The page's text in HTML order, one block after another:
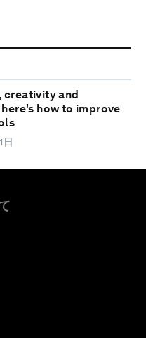
creativity and
how to improve